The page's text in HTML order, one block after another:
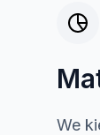
We